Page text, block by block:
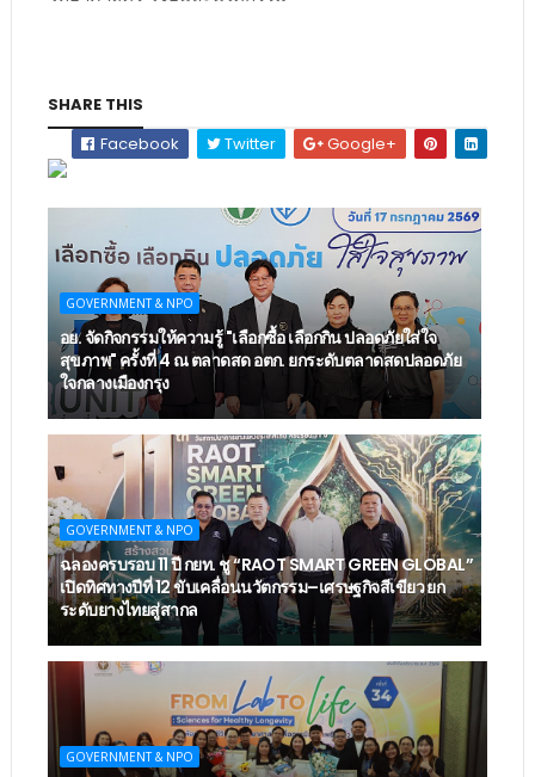
SHARE THIS
Facebook
Twitter Google+
GOVERNMENT & NPO
อย. จัดกิจกรรมให้ความรู้ "เลือกซื้อ เลือกกิน ปลอดภัยใส่ใจ
สุขภาพ" ครั้งที่ 4 ณ ตลาดสด อตก. ยกระดับตลาดสดปลอดภัย
ใจกลางเมืองกรุง
GOVERNMENT & NPO
ฉลองครบรอบ 11 ปี กยท. ชู “RAOT SMART GREEN GLOBAL”
เปิดทิศทางปีที่ 12 ขับเคลื่อนนวัตกรรม–เศรษฐกิจสีเขียว ยก
ระดับยางไทยสู่สากล
GOVERNMENT & NPO